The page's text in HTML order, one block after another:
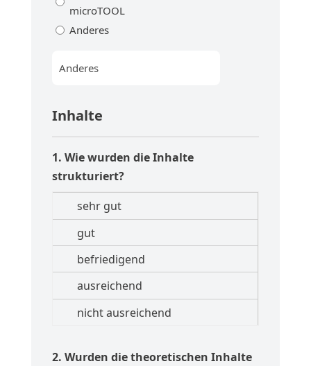
microTOOL
Anderes
Inhalte
1. Wie wurden die Inhalte
strukturiert?
2. Wurden die theoretischen Inhalte